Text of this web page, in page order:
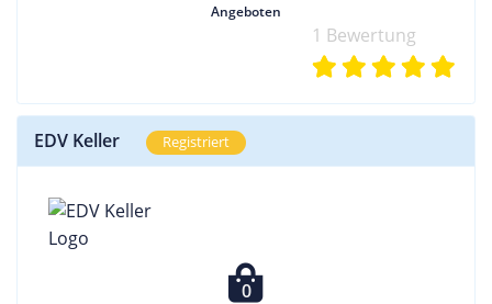
Angeboten
1 Bewertung
EDV Keller Registriert
0